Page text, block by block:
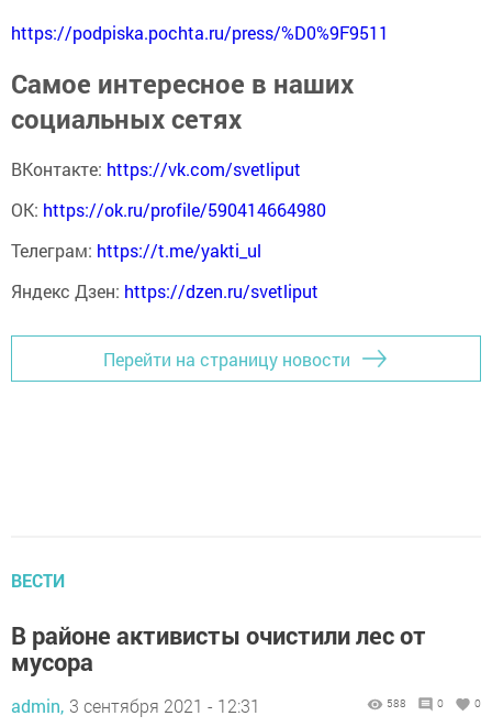
https://podpiska.pochta.ru/press/%D0%9F9511
Самое интересное в наших
социальных сетях
ВКонтакте: https://vk.com/svetliput
ОК: https://ok.ru/profile/590414664980
Телеграм: https://t.me/yakti_ul
Яндекс Дзен: https://dzen.ru/svetliput
Перейти на страницу новости
ВЕСТИ
В районе активисты очистили лес от
мусора
admin, 3 сентября 2021 - 12:31 588 0 0